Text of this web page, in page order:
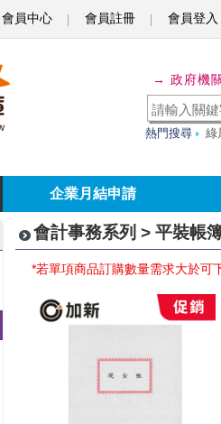
會員中心 會員註冊 會員登入
→ 政府機
熱門搜尋 綠
企業月結申請
會計事務系列 > 平裝帳
*若單項商品訂購數量需求大於可